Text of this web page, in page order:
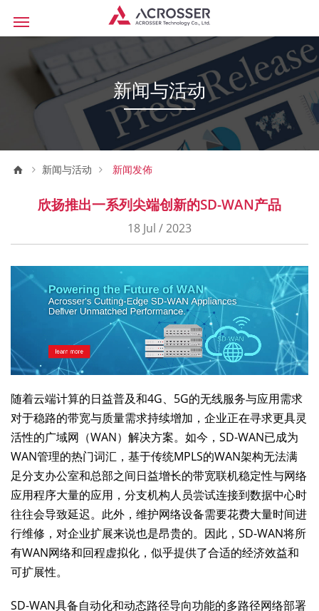
新闻与活动
新闻与活动 新闻发佈
欣扬推出一系列尖端创新的SD-WAN产品
18 Jul / 2023
随着云端计算的日益普及和4G、5G的无线服务与应用需求
对于稳路的带宽与质量需求持续增加，企业正在寻求更具灵
活性的广域网（WAN）解决方案。如今，SD-WAN已成为
WAN管理的热门词汇，基于传统MPLS的WAN架构无法满
足分支办公室和总部之间日益增长的带宽联机稳定性与网络
应用程序大量的应用，分支机构人员尝试连接到数据中心时
往往会导致延迟。此外，维护网络设备需要花费大量时间进
行维修，对企业扩展来说也是昂贵的。因此，SD-WAN将所
有WAN网络和回程虚拟化，似乎提供了合适的经济效益和
可扩展性。
SD-WAN具备自动化和动态路径导向功能的多路径网络部署